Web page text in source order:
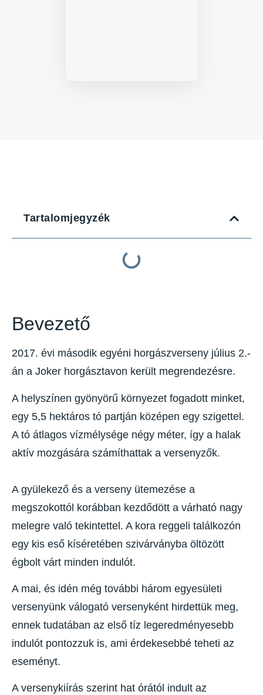
Tartalomjegyzék
Bevezető
2017. évi második egyéni horgászverseny július 2.-
án a Joker horgásztavon került megrendezésre.
A helyszínen gyönyörű környezet fogadott minket,
egy 5,5 hektáros tó partján középen egy szigettel.
A tó átlagos vízmélysége négy méter, így a halak
aktív mozgására számíthattak a versenyzők.
A gyülekező és a verseny ütemezése a
megszokottól korábban kezdődött a várható nagy
melegre való tekintettel. A kora reggeli találkozón
egy kis eső kíséretében szivárványba öltözött
égbolt várt minden indulót.
A mai, és idén még további három egyesületi
versenyünk válogató versenyként hirdettük meg,
ennek tudatában az első tíz legeredményesebb
indulót pontozzuk is, ami érdekesebbé teheti az
eseményt.
A versenykiírás szerint hat órától indult az